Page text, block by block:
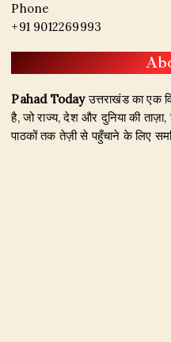
Phone
+91 9012269993
Pahad Todayउत्तराखंड का एक
है, जो राज्य, देश और दुनिया की
पाठकों तक तेज़ी से पहुँचाने के लिए